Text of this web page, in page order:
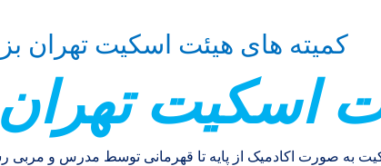
کمیته های هیئت اسکیت تهران
اسکيت
به صورت اکادمیک از پایه تا قهرمانی توسط مدرس و